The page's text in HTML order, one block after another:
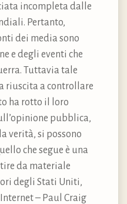
incompleta dalle
Pertanto,
dei media sono
e degli eventi che
Tuttavia tale
riuscita a controllare
ha rotto il loro
pubblica,
verità, si possono
che segue è una
da materiale
degli Stati Uniti,
– Paul Craig